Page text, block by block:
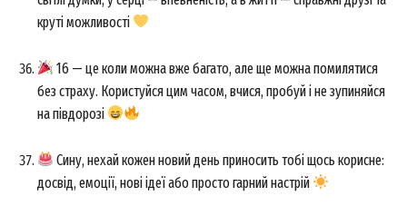
круті можливості
16 — це коли можна вже багато, але ще можна помилятися
без страху. Користуйся цим часом, вчися, пробуй і не зупиняйся
на півдорозі
Сину, нехай кожен новий день приносить тобі щось корисне:
досвід, емоції, нові ідеї або просто гарний настрій